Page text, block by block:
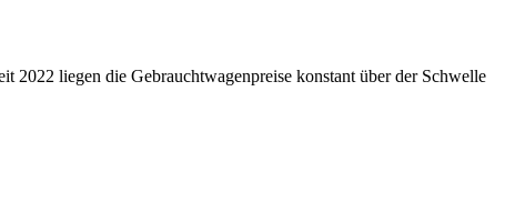
2022 liegen die Gebrauchtwagenpreise konstant über der Schwelle